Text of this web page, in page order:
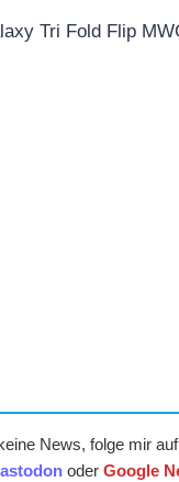
News, folge mir auf
oder Google